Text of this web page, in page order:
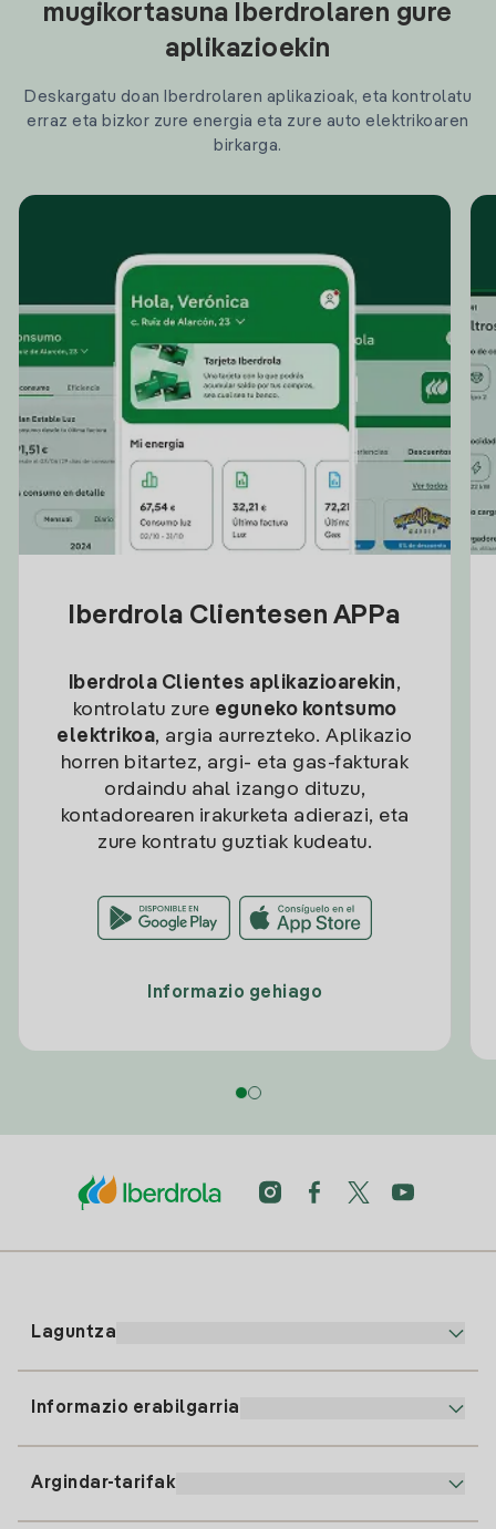
mugikortasuna Iberdrolaren gure
aplikazioekin
Deskargatu doan Iberdrolaren aplikazioak, eta kontrolatu
erraz eta bizkor zure energia eta zure auto elektrikoaren
birkarga.
Iberdrola Clientesen APPa
Iberdrola Clientes aplikazioarekin,
kontrolatu zure eguneko kontsumo
elektrikoa, argia aurrezteko. Aplikazio
horren bitartez, argi- eta gas-fakturak
ordaindu ahal izango dituzu,
kontadorearen irakurketa adierazi, eta
zure kontratu guztiak kudeatu.
Informazio gehiago
Laguntza
Informazio erabilgarria
Argindar-tarifak